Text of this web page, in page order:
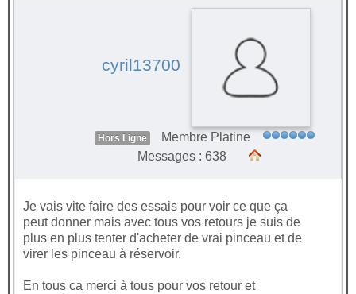
cyril13700
Hors Ligne
Membre Platine
Messages : 638
Je vais vite faire des essais pour voir ce que ça
peut donner mais avec tous vos retours je suis de
plus en plus tenter d'acheter de vrai pinceau et de
virer les pinceau à réservoir.
En tous ca merci à tous pour vos retour et